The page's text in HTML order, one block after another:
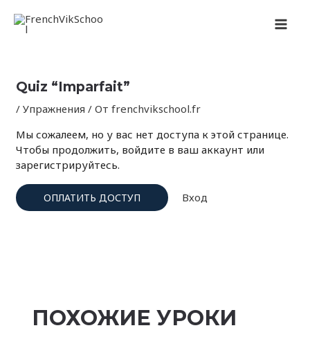
содержимому
Quiz “Imparfait”
/Упражнения / Отfrenchvikschool.fr
Мы сожалеем, но у вас нет доступа к этой странице.
Чтобы продолжить, войдите в ваш аккаунт или
зарегистрируйтесь.
ОПЛАТИТЬ ДОСТУП Вход
по
записям
ПОХОЖИЕ УРОКИ